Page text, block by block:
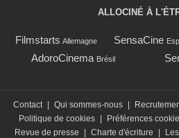
ALLOCINÉ À
Filmstarts Allemagne SensaCine
AdoroCinema Brésil
Contact Qui sommes-nous
Politique de cookies
Préférences
Revue de presse
Charte d'écriture